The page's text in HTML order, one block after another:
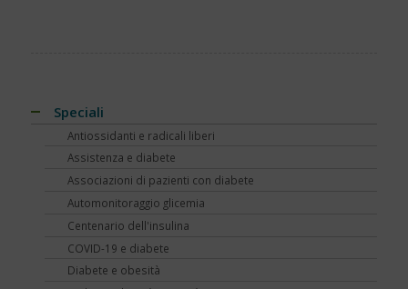
Speciali
Antiossidanti e radicali liberi
Assistenza e diabete
Associazioni di pazienti con diabete
Automonitoraggio glicemia
Centenario dell'insulina
COVID-19 e diabete
Diabete e obesità